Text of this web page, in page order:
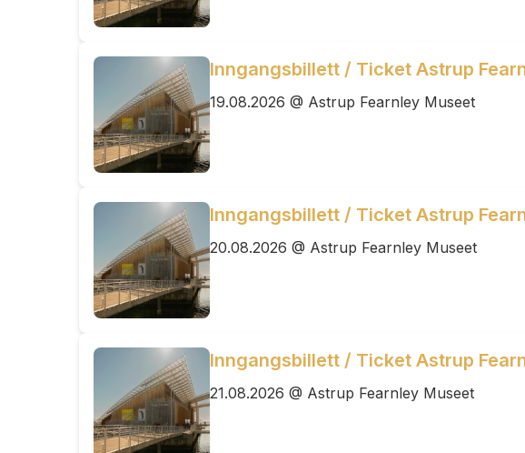
Inngangsbillett / Ticket Astrup
19.08.2026 @ Astrup Fearnley Museet
Inngangsbillett / Ticket Astrup
20.08.2026 @ Astrup Fearnley Museet
Inngangsbillett / Ticket Astrup
21.08.2026 @ Astrup Fearnley Museet